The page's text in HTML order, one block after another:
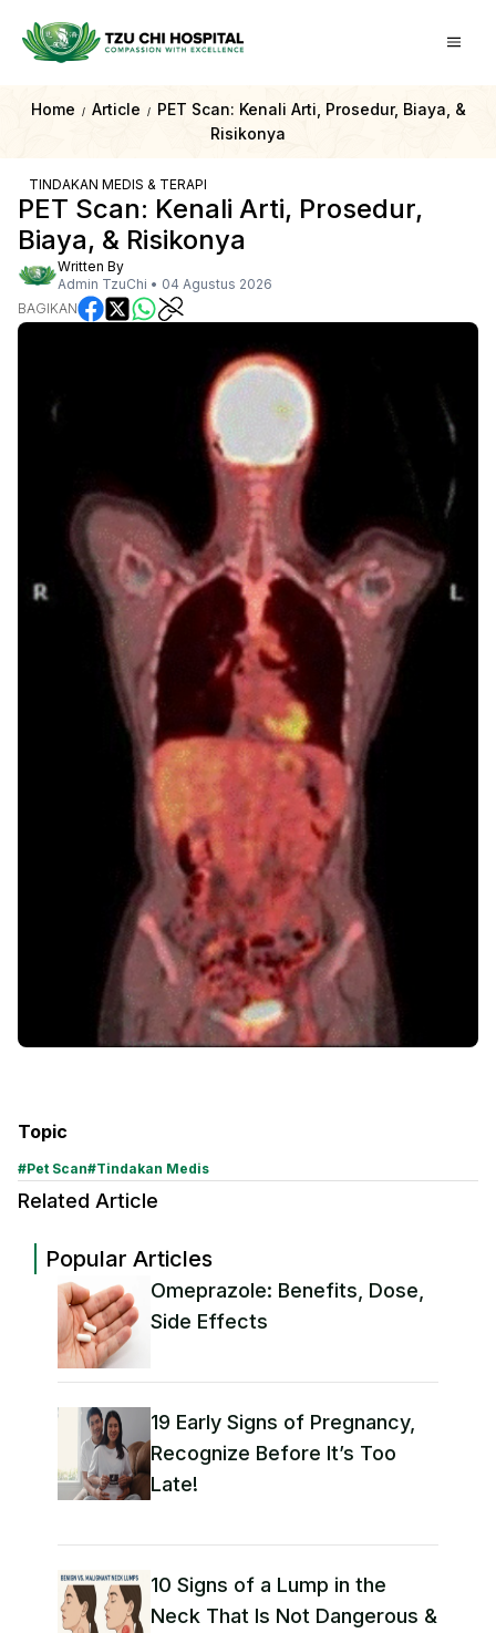
Home / Article /
PET Scan: Kenali Arti, Prosedur, Biaya, &
Risikonya
TINDAKAN MEDIS & TERAPI
PET Scan: Kenali Arti, Prosedur,
Biaya, & Risikonya
Written By
Admin TzuChi • 04 Agustus 2026
BAGIKAN
Topic
#Pet Scan#Tindakan Medis
Related Article
Popular Articles
Omeprazole: Benefits, Dose,
Side Effects
19 Early Signs of Pregnancy,
Recognize Before It’s Too
Late!
10 Signs of a Lump in the
Neck That Is Not Dangerous &